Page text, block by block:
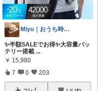
Miyu｜おうち時間の小さな幸せ🌸
✨半額SALEでお得✨大容量バッ
テリー搭載 ...
￥ 15,980
7 0 203
コレ いいね